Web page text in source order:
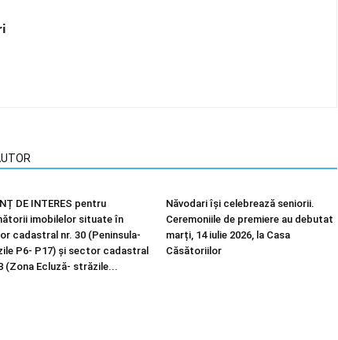
DE INTERES pentru
imobilelor situate în
cadastral nr. 30 (Peninsula-
P6- P17) și sector cadastral
(Zona Ecluză- străzile...
Năvodari își celebrează seniorii.
Ceremoniile de premiere au debutat
marți, 14 iulie 2026, la Casa
Căsătoriilor